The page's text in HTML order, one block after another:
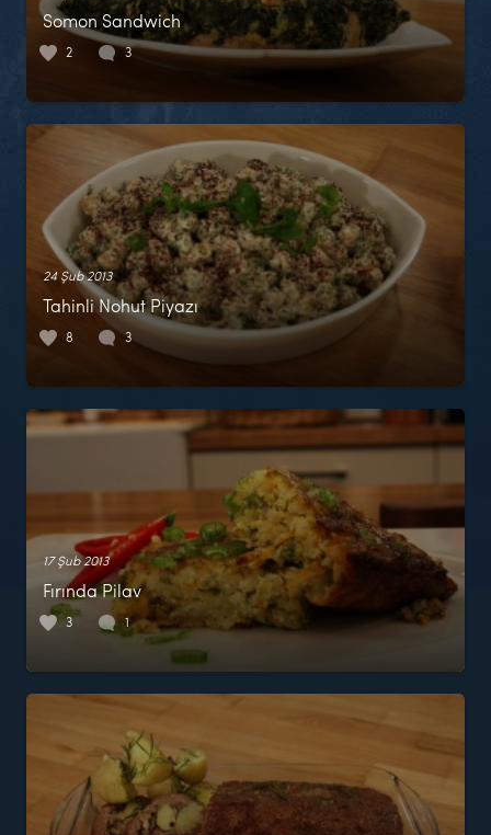
Somon Sandwich
2 3
24 Şub 2013
Tahinli Nohut Piyazı
8 3
17 Şub 2013
Fırında Pilav
3 1